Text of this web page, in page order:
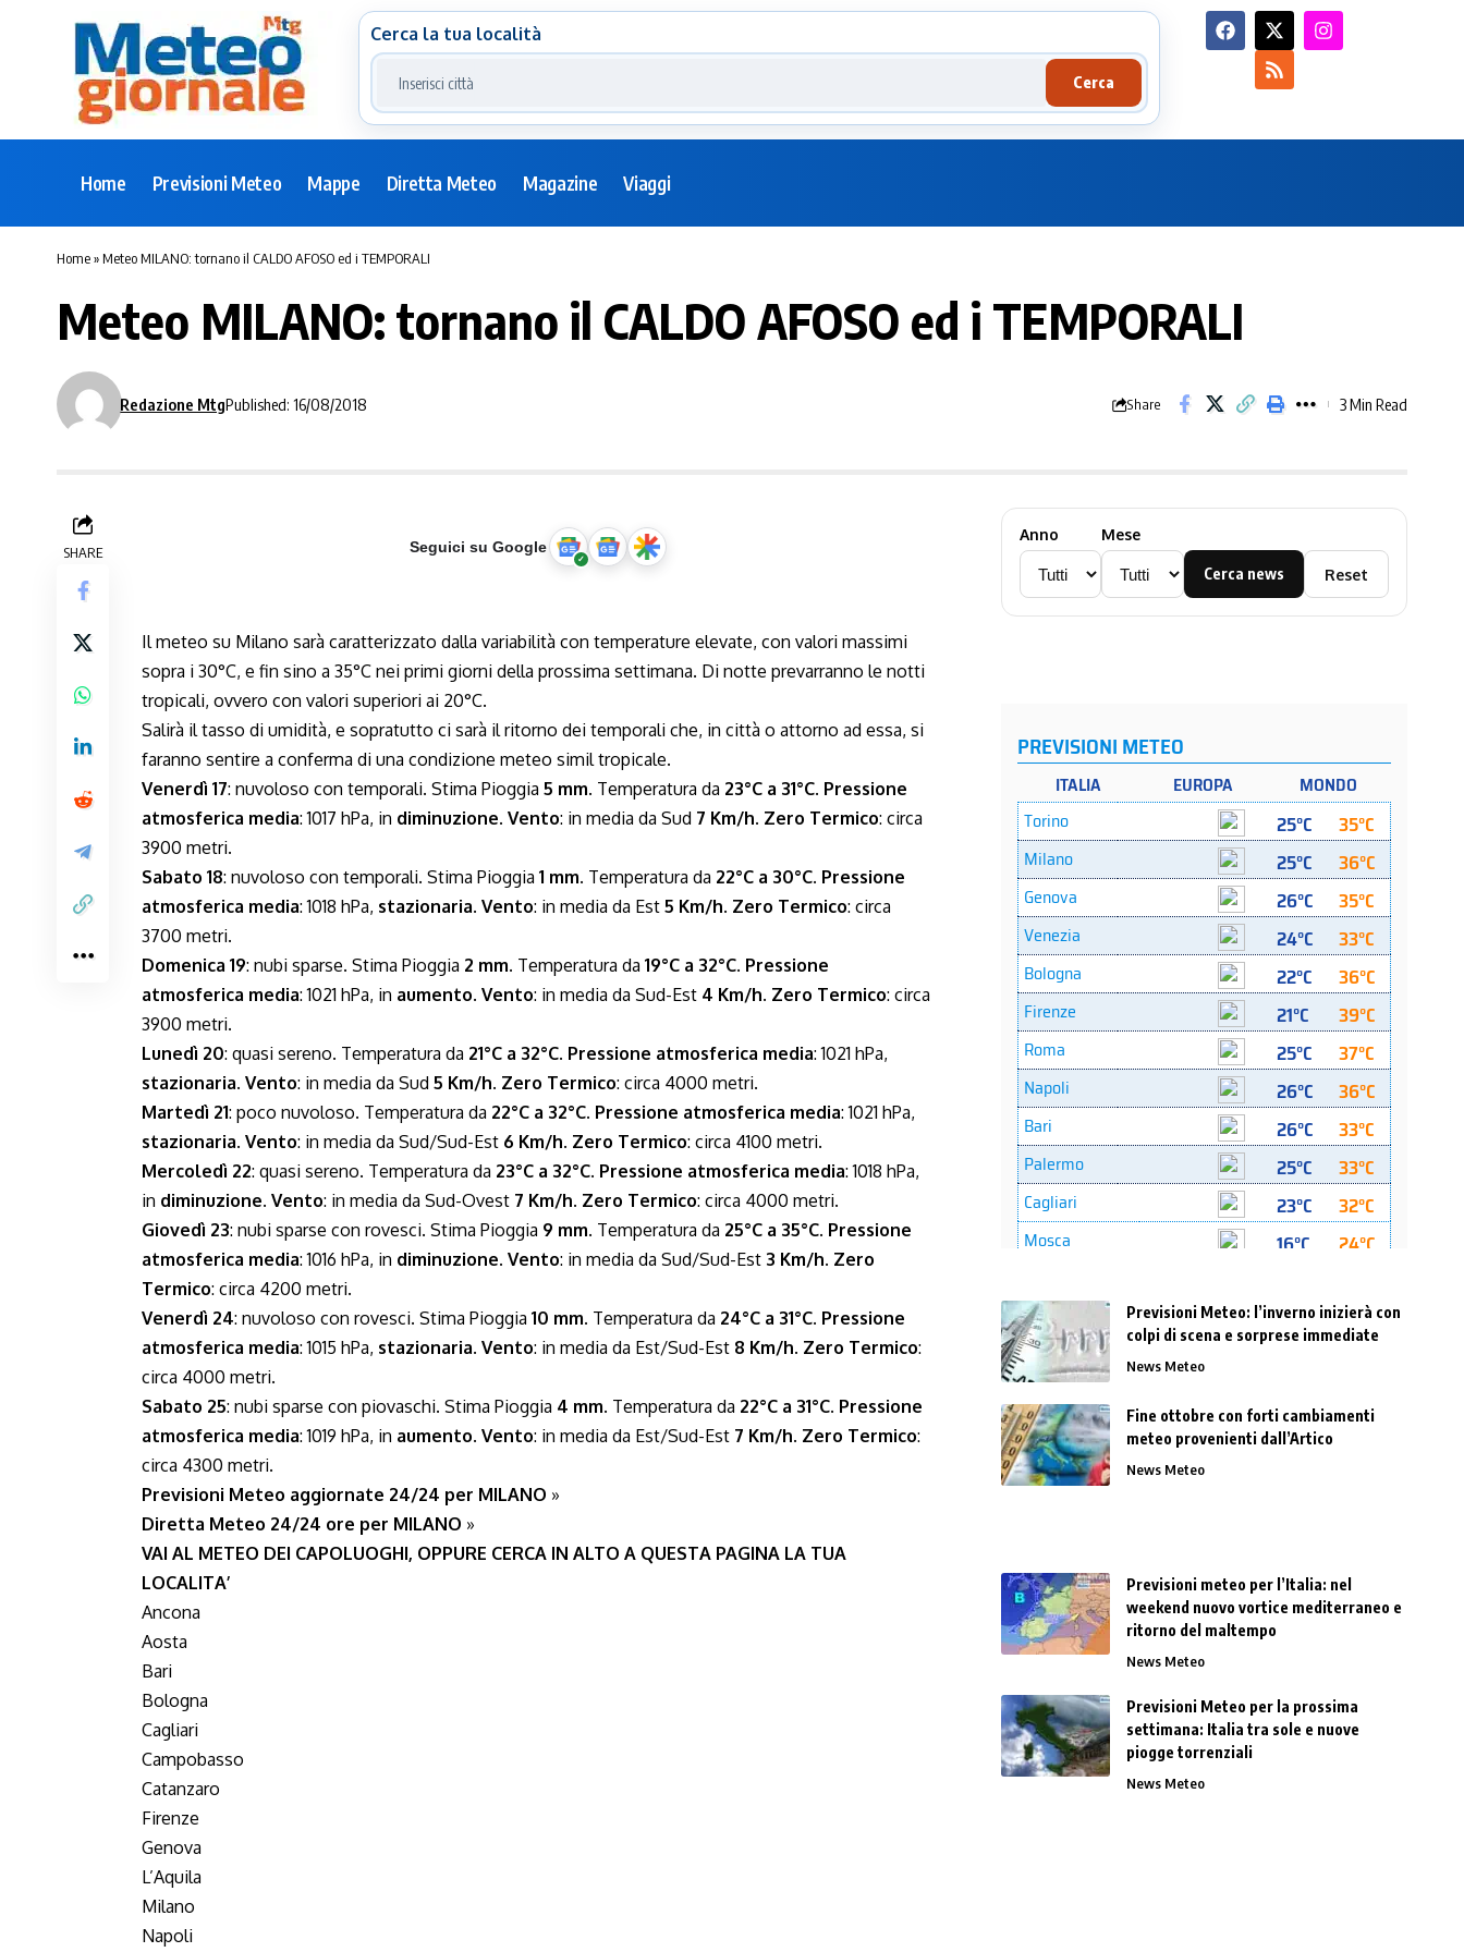
Cerca la tua località
Cerca
Home Previsioni Meteo Mappe Diretta Meteo Magazine Viaggi
Home»Meteo MILANO: tornano il CALDO AFOSO ed i TEMPORALI
Meteo MILANO: tornano il CALDO AFOSO ed i TEMPORALI
Redazione MtgPublished: 16/08/2018 Share 3 Min Read
SHARE Seguici su Google
Il meteo su Milano sarà caratterizzato dalla variabilità con temperature elevate, con valori massimi
sopra i 30°C, e fin sino a 35°C nei primi giorni della prossima settimana. Di notte prevarranno le notti
tropicali, ovvero con valori superiori ai 20°C.
Salirà il tasso di umidità, e sopratutto ci sarà il ritorno dei temporali che, in città o attorno ad essa, si
faranno sentire a conferma di una condizione meteo simil tropicale.
Venerdì 17: nuvoloso con temporali. Stima Pioggia 5 mm. Temperatura da 23°C a 31°C. Pressione
atmosferica media: 1017 hPa, in diminuzione. Vento: in media da Sud 7 Km/h. Zero Termico: circa
3900 metri.
Sabato 18: nuvoloso con temporali. Stima Pioggia 1 mm. Temperatura da 22°C a 30°C. Pressione
atmosferica media: 1018 hPa, stazionaria. Vento: in media da Est 5 Km/h. Zero Termico: circa
3700 metri.
Domenica 19: nubi sparse. Stima Pioggia 2 mm. Temperatura da 19°C a 32°C. Pressione
atmosferica media: 1021 hPa, in aumento. Vento: in media da Sud-Est 4 Km/h. Zero Termico: circa
3900 metri.
Lunedì 20: quasi sereno. Temperatura da 21°C a 32°C. Pressione atmosferica media: 1021 hPa,
stazionaria. Vento: in media da Sud 5 Km/h. Zero Termico: circa 4000 metri.
Martedì 21: poco nuvoloso. Temperatura da 22°C a 32°C. Pressione atmosferica media: 1021 hPa,
stazionaria. Vento: in media da Sud/Sud-Est 6 Km/h. Zero Termico: circa 4100 metri.
Mercoledì 22: quasi sereno. Temperatura da 23°C a 32°C. Pressione atmosferica media: 1018 hPa,
in diminuzione. Vento: in media da Sud-Ovest 7 Km/h. Zero Termico: circa 4000 metri.
Giovedì 23: nubi sparse con rovesci. Stima Pioggia 9 mm. Temperatura da 25°C a 35°C. Pressione
atmosferica media: 1016 hPa, in diminuzione. Vento: in media da Sud/Sud-Est 3 Km/h. Zero
Termico: circa 4200 metri.
Venerdì 24: nuvoloso con rovesci. Stima Pioggia 10 mm. Temperatura da 24°C a 31°C. Pressione
atmosferica media: 1015 hPa, stazionaria. Vento: in media da Est/Sud-Est 8 Km/h. Zero Termico:
circa 4000 metri.
Sabato 25: nubi sparse con piovaschi. Stima Pioggia 4 mm. Temperatura da 22°C a 31°C. Pressione
atmosferica media: 1019 hPa, in aumento. Vento: in media da Est/Sud-Est 7 Km/h. Zero Termico:
circa 4300 metri.
Previsioni Meteo aggiornate 24/24 per MILANO »
Diretta Meteo 24/24 ore per MILANO »
VAI AL METEO DEI CAPOLUOGHI, OPPURE CERCA IN ALTO A QUESTA PAGINA LA TUA
LOCALITA’
Ancona
Aosta
Bari
Bologna
Cagliari
Campobasso
Catanzaro
Firenze
Genova
L’Aquila
Milano
Napoli
Anno Mese
Cerca news Reset
Previsioni Meteo: l’inverno inizierà con
colpi di scena e sorprese immediate
News Meteo
Fine ottobre con forti cambiamenti
meteo provenienti dall’Artico
News Meteo
Previsioni meteo per l’Italia: nel
weekend nuovo vortice mediterraneo e
ritorno del maltempo
News Meteo
Previsioni Meteo per la prossima
settimana: Italia tra sole e nuove
piogge torrenziali
News Meteo